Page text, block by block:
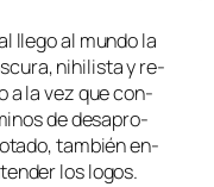
lle­go al mun­do la
nihi­lis­ta y re­
a la vez que con­
de des­apro­
tam­bién en­
los logos.